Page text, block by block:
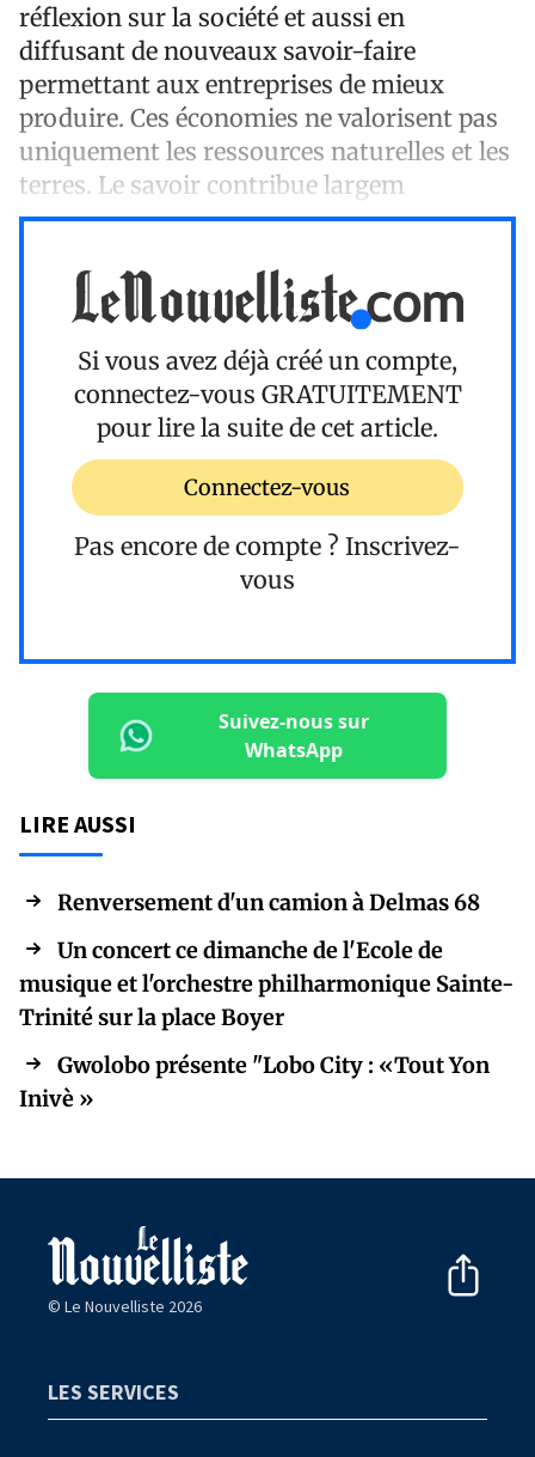
réflexion sur la société et aussi en
diffusant de nouveaux savoir-faire
permettant aux entreprises de mieux
produire. Ces économies ne valorisent pas
uniquement les ressources naturelles et les
terres. Le savoir contribue largem
Si vous avez déjà créé un compte,
connectez-vous GRATUITEMENT
pour lire la suite de cet article.
Connectez-vous
Pas encore de compte ? Inscrivez-
vous
Suivez-nous sur
WhatsApp
LIRE AUSSI
Renversement d'un camion à Delmas 68
Un concert ce dimanche de l'Ecole de
musique et l'orchestre philharmonique Sainte-
Trinité sur la place Boyer
Gwolobo présente "Lobo City : «Tout Yon
Inivè »
© Le Nouvelliste 2026
LES SERVICES